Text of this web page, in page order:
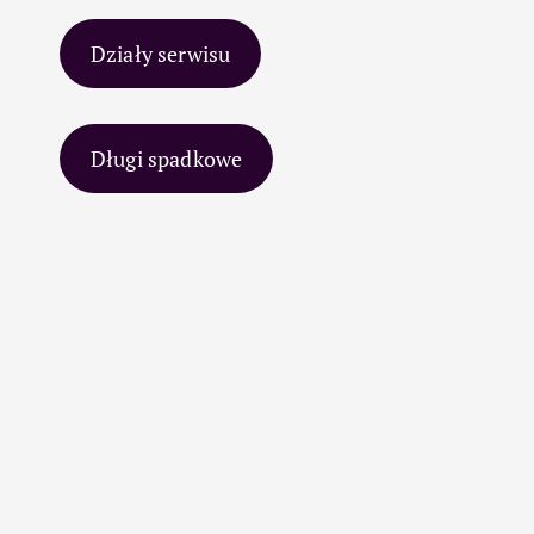
Działy serwisu
Długi spadkowe